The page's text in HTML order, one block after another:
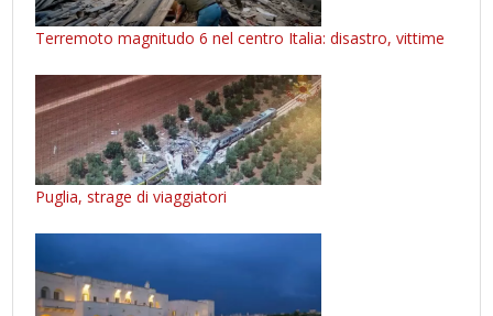
Terremoto magnitudo 6 nel centro Italia: disastro, vittime
Puglia, strage di viaggiatori